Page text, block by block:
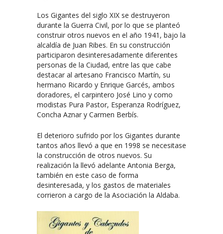
Los Gigantes del siglo XIX se destruyeron
durante la Guerra Civil, por lo que se planteó
construir otros nuevos en el año 1941, bajo la
alcaldía de Juan Ribes. En su construcción
participaron desinteresadamente diferentes
personas de la Ciudad, entre las que cabe
destacar al artesano Francisco Martín, su
hermano Ricardo y Enrique Garcés, ambos
doradores, el carpintero José Lino y como
modistas Pura Pastor, Esperanza Rodríguez,
Concha Aznar y Carmen Berbís.
El deterioro sufrido por los Gigantes durante
tantos años llevó a que en 1998 se necesitase
la construcción de otros nuevos. Su
realización la llevó adelante Antonia Berga,
también en este caso de forma
desinteresada, y los gastos de materiales
corrieron a cargo de la Asociación la Aldaba.